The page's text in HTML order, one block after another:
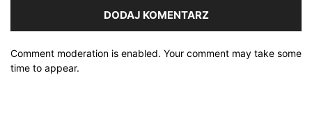
Comment moderation is enabled. Your comment may take some
time to appear.